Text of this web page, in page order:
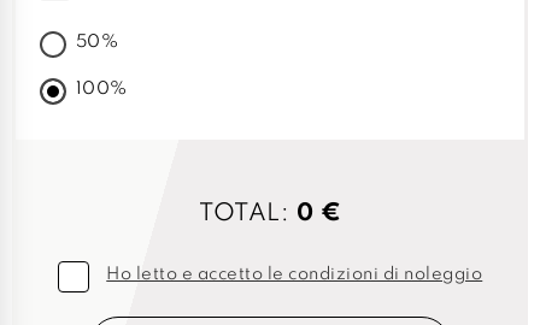
50%
100%
TOTAL: 0 €
Ho letto e accetto le condizioni di noleggio